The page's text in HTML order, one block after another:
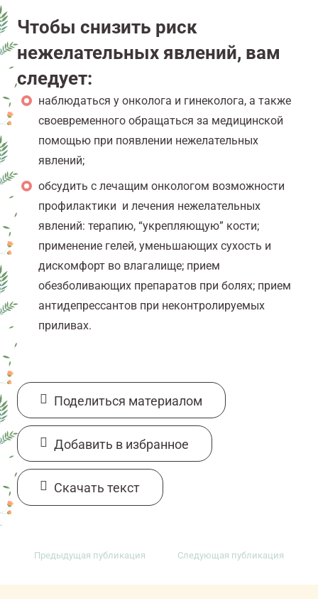
Чтобы снизить риск
нежелательных явлений, вам
следует:
наблюдаться у онколога и гинеколога, а также
своевременного обращаться за медицинской
помощью при появлении нежелательных
явлений;
обсудить с лечащим онкологом возможности
профилактики и лечения нежелательных
явлений: терапию, “укрепляющую” кости;
применение гелей, уменьшающих сухость и
дискомфорт во влагалище; прием
обезболивающих препаратов при болях; прием
антидепрессантов при неконтролируемых
приливах.
Поделиться материалом
Добавить в избранное
Cкачать текст
Предыдущая публикация Следующая публикация